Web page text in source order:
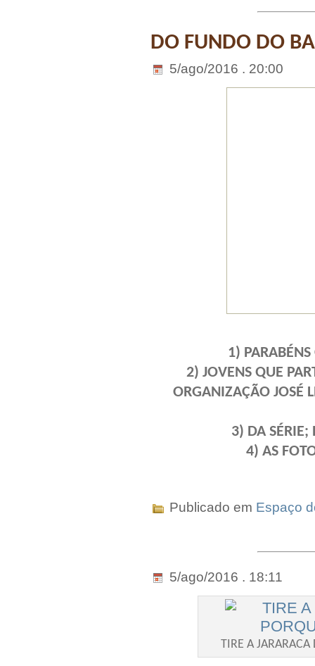
DO FUNDO DO
5/ago/2016 . 20:00
1)
2) JOVENS QUE
ORGANIZAÇÃO JOSÉ
3) DA
4) AS
Publicado em Espaço
5/ago/2016 . 18:11
TIRE A